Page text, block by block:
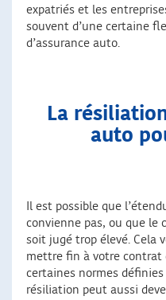
expatriés et les
souvent d’une certaine
d’assurance auto.
La
auto
Il est possible que
convienne pas, ou que le
soit jugé trop élevé. Cela
mettre fin à votre contrat
certaines normes
résiliation peut aussi